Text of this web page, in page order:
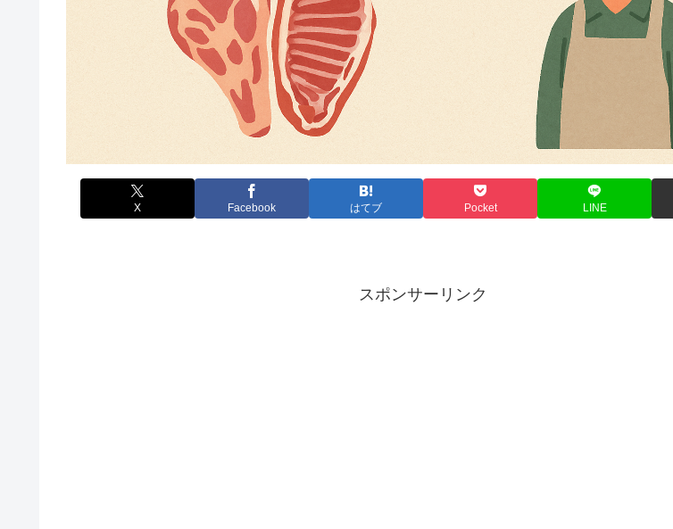
X Facebook はてブ Pocket LINE
スポンサーリンク